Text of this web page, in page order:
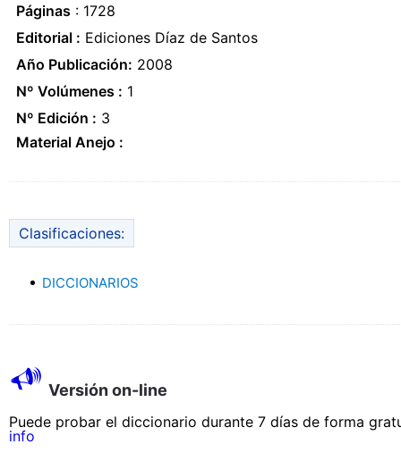
Páginas : 1728
Editorial : Ediciones Díaz de Santos
Año Publicación: 2008
Nº Volúmenes : 1
Nº Edición : 3
Material Anejo :
Clasificaciones:
DICCIONARIOS
Versión on-line
Puede probar el diccionario durante 7 días de forma
info